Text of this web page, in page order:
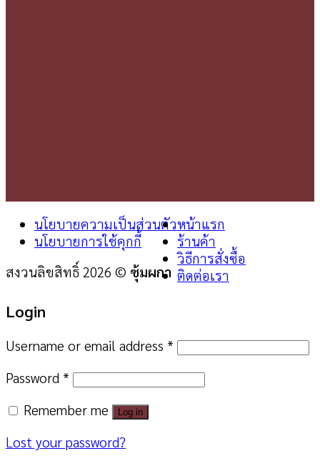
นโยบายความเป็นส่วนตัว
นโยบายการใช้คุกกี้
สงวนลิขสิทธิ์ 2026 © ซุ้มผกา
หน้าแรก
ร้านค้า
วิธีการสั่งซื้อ
ติดต่อเรา
Login
Username or email address *
Password *
Remember me
Log in
Lost your password?